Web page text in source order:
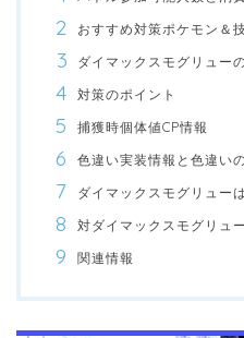
おすすめ対策ポケモン＆
ダイマックスモグリュー
対策のポイント
捕獲時個体値CP情報
色違い実装情報と色違い
ダイマックスモグリュー
対ダイマックスモグリュ
関連情報